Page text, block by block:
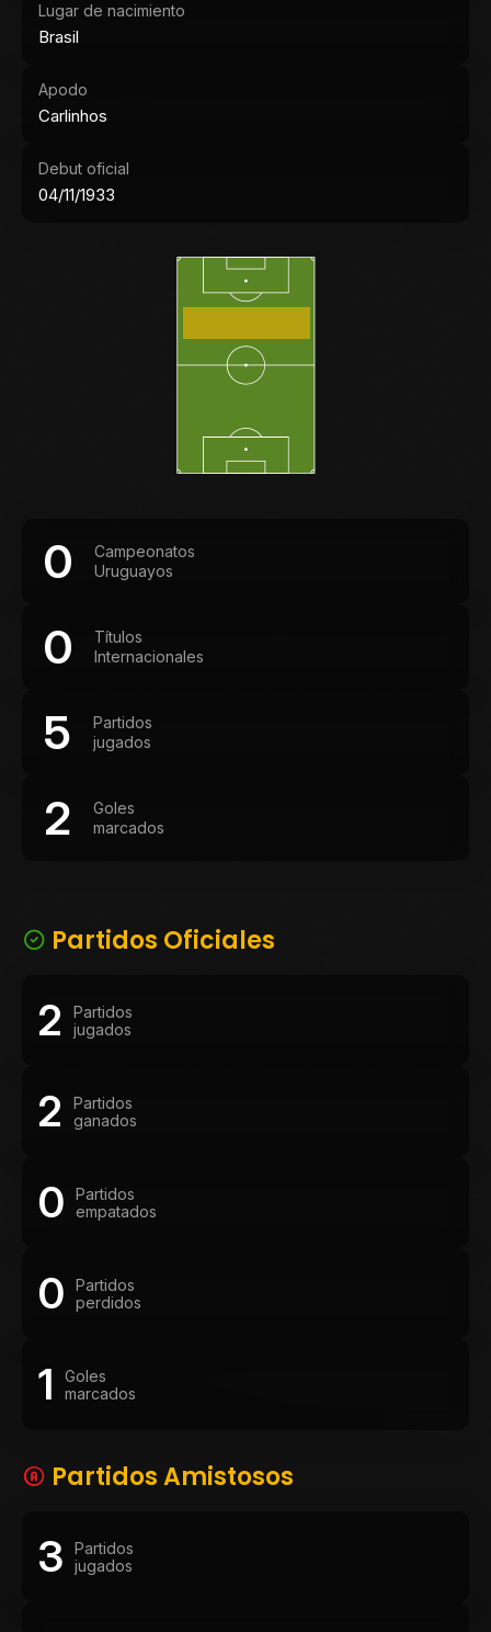
Lugar de nacimiento
Brasil
Apodo
Carlinhos
Debut oficial
04/11/1933
0
Campeonatos
Uruguayos
0
Títulos
Internacionales
5
Partidos
jugados
2
Goles
marcados
Partidos Oficiales
2
Partidos
jugados
2
Partidos
ganados
0
Partidos
empatados
0
Partidos
perdidos
1
Goles
marcados
Partidos Amistosos
3
Partidos
jugados